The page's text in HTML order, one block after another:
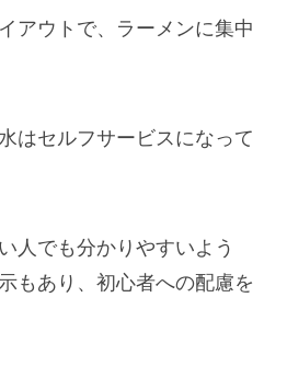
アウトで、ラーメンに集中
はセルフサービスになって
人でも分かりやすいよう
もあり、初心者への配慮を